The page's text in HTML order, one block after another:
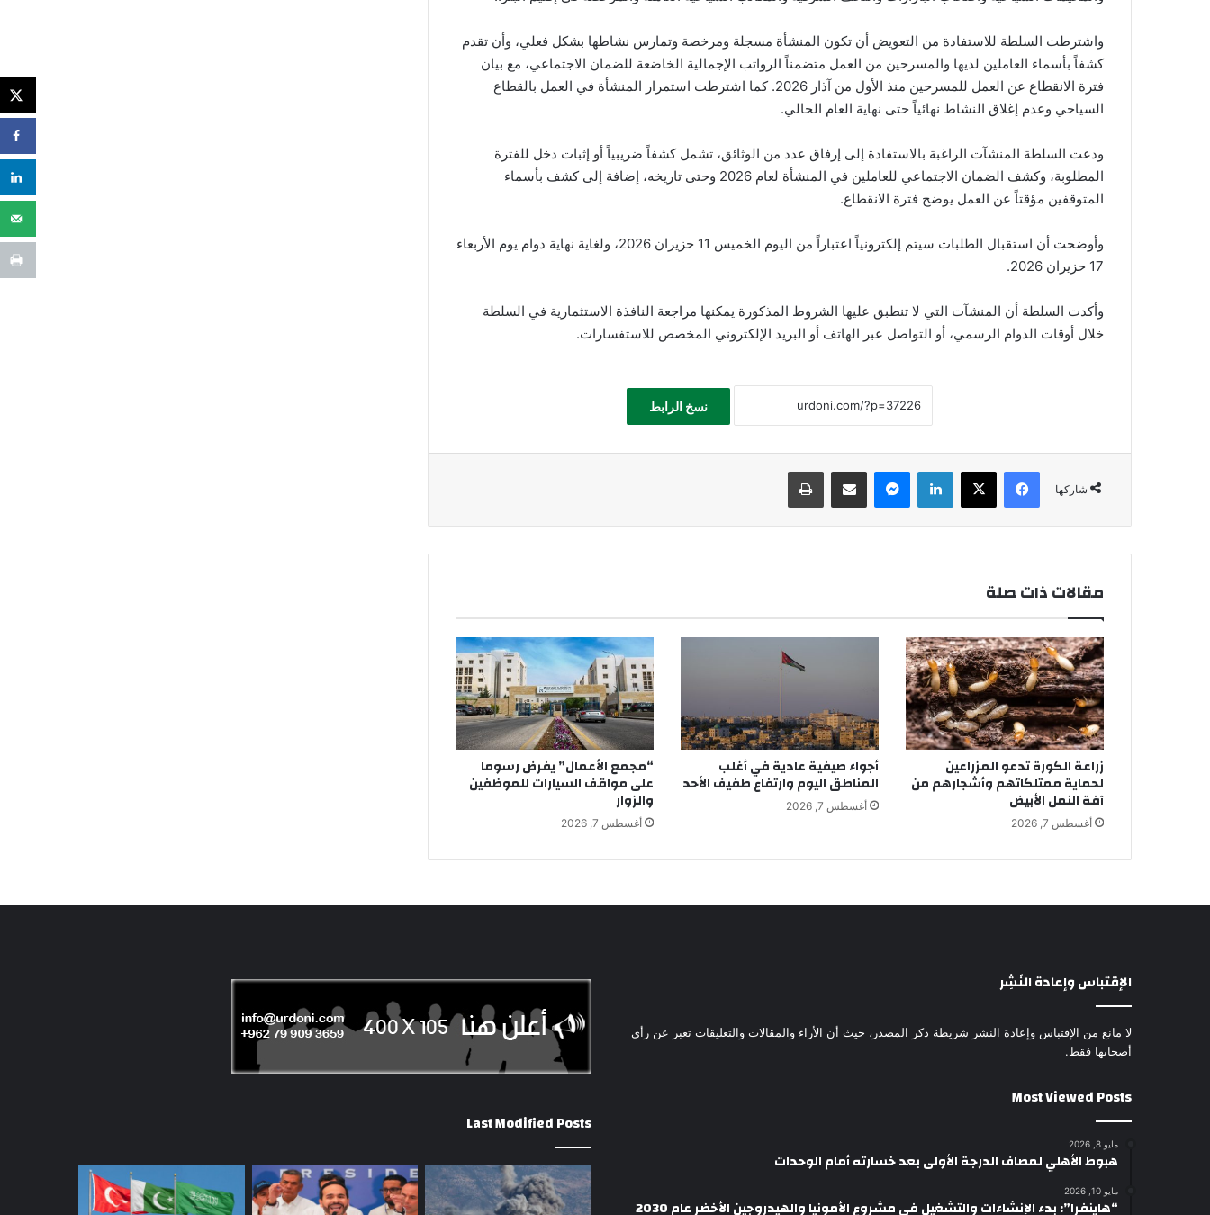
واشترطت السلطة للاستفادة من التعويض أن تكون المنشأة مسجلة ومرخصة وتمارس نشاطها بشكل فعلي، وأن تقدم
كشفاً بأسماء العاملين لديها والمسرحين من العمل متضمناً الرواتب الإجمالية الخاضعة للضمان الاجتماعي، مع بيان
فترة الانقطاع عن العمل للمسرحين منذ الأول من آذار 2026. كما اشترطت استمرار المنشأة في العمل بالقطاع
السياحي وعدم إغلاق النشاط نهائياً حتى نهاية العام الحالي.
ودعت السلطة المنشآت الراغبة بالاستفادة إلى إرفاق عدد من الوثائق، تشمل كشفاً ضريبياً أو إثبات دخل للفترة
المطلوبة، وكشف الضمان الاجتماعي للعاملين في المنشأة لعام 2026 وحتى تاريخه، إضافة إلى كشف بأسماء
المتوقفين مؤقتاً عن العمل يوضح فترة الانقطاع.
وأوضحت أن استقبال الطلبات سيتم إلكترونياً اعتباراً من اليوم الخميس 11 حزيران 2026، ولغاية نهاية دوام يوم الأربعاء
17 حزيران 2026.
وأكدت السلطة أن المنشآت التي لا تنطبق عليها الشروط المذكورة يمكنها مراجعة النافذة الاستثمارية في السلطة
خلال أوقات الدوام الرسمي، أو التواصل عبر الهاتف أو البريد الإلكتروني المخصص للاستفسارات.
نسخ الرابط
شاركها
فيسبوك لينكدإن
مقالات ذات صلة
زراعة الكورة تدعو المزراعين
لحماية ممتلكاتهم وأشجارهم من
آفة النمل الأبيض
أغسطس 7, 2026
أجواء صيفية عادية في أغلب
المناطق اليوم وارتفاع طفيف الأحد
أغسطس 7, 2026
“مجمع الأعمال” يفرض رسوما
على مواقف السيارات للموظفين
والزوار
أغسطس 7, 2026
الإقتباس وإعادة النَشِر
لا مانع من الإقتباس وإعادة النشر شريطة ذكر المصدر، حيث أن الأراء والمقالات والتعليقات تعبر عن رأي
أصحابها فقط.
Most Viewed Posts
مايو 8, 2026
هبوط الأهلي لمصاف الدرجة الأولى بعد خسارته أمام الوحدات
مايو 10, 2026
“هاينفرا”: بدء الإنشاءات والتشغيل في مشروع الأمونيا والهيدروجين الأخضر عام 2030
Last Modified Posts